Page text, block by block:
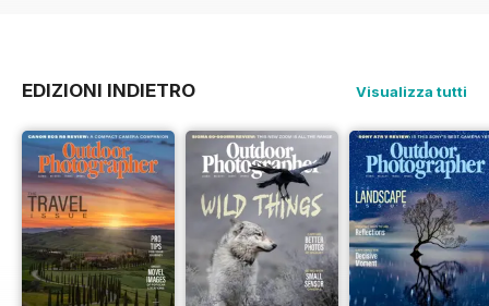
EDIZIONI INDIETRO Visualizza tutti